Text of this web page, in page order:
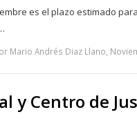
es el plazo estimado
Mario Andrés Diaz Llano,
y Centro de